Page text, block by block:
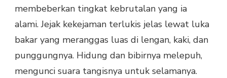
membeberkan tingkat kebrutalan yang ia
alami. Jejak kekejaman terlukis jelas lewat luka
bakar yang meranggas luas di lengan, kaki, dan
punggungnya. Hidung dan bibirnya melepuh,
mengunci suara tangisnya untuk selamanya.